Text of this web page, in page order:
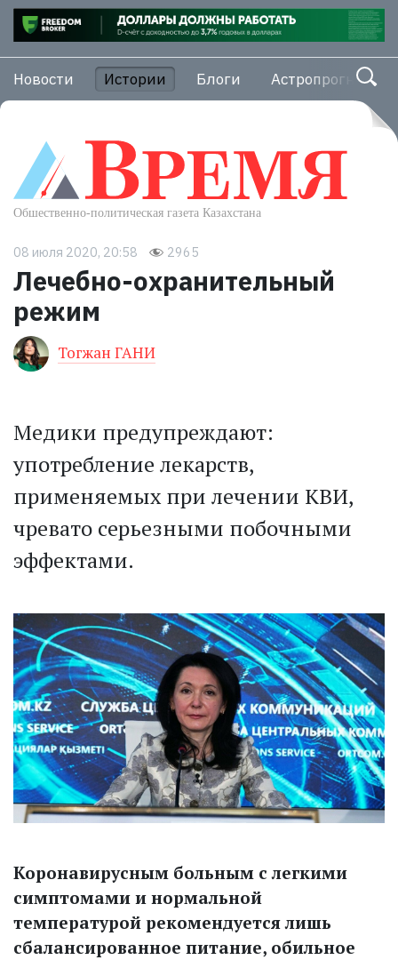
Новости Истории Блоги Астропрогноз
08 июля 2020, 20:58 2965
Лечебно-охранительный
режим
Тогжан ГАНИ
Медики предупреждают:
употребление лекарств,
применяемых при лечении КВИ,
чревато серьезными побочными
эффектами.
Коронавирусным больным с легкими
симптомами и нормальной
температурой рекомендуется лишь
сбалансированное питание, обильное